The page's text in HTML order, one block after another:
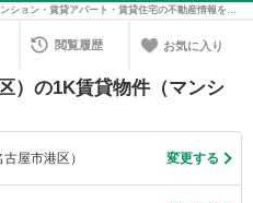
名古屋市バス（名古屋市港区）（愛知県）の賃貸マンション・賃貸アパート・賃貸住宅の不動産情報を検索！不動産賃貸の物件探しは、お部屋探しのエイブル
閲覧履歴 お気に入り
）の1K賃貸物件（マンシ
屋市港区） 変更する